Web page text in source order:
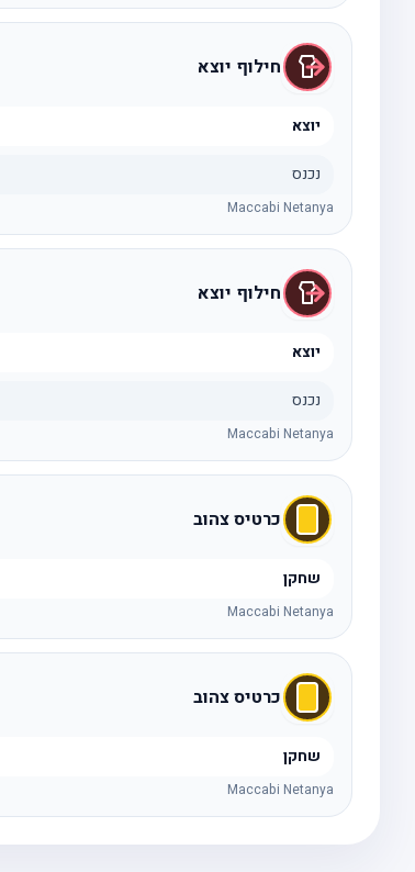
חילוף יוצא
יוצא
נכנס
Maccabi Netanya
חילוף יוצא
יוצא
נכנס
Maccabi Netanya
כרטיס צהוב
שחקן
Maccabi Netanya
כרטיס צהוב
שחקן
Maccabi Netanya